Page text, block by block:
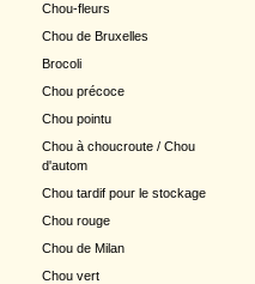
Chou-fleurs
Chou de Bruxelles
Brocoli
Chou précoce
Chou pointu
Chou à choucroute / Chou
d'autom
Chou tardif pour le stockage
Chou rouge
Chou de Milan
Chou vert